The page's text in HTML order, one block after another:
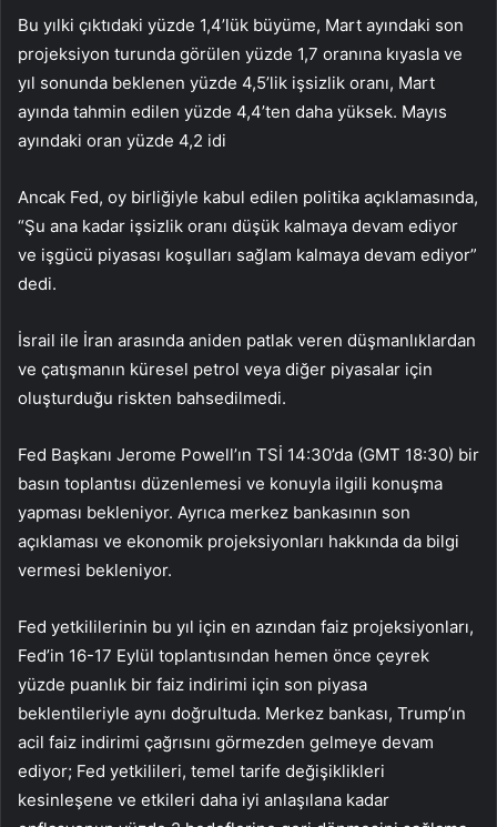
Bu yılki çıktıdaki yüzde 1,4’lük büyüme, Mart ayındaki son
projeksiyon turunda görülen yüzde 1,7 oranına kıyasla ve
yıl sonunda beklenen yüzde 4,5’lik işsizlik oranı, Mart
ayında tahmin edilen yüzde 4,4’ten daha yüksek. Mayıs
ayındaki oran yüzde 4,2 idi
Ancak Fed, oy birliğiyle kabul edilen politika açıklamasında,
“Şu ana kadar işsizlik oranı düşük kalmaya devam ediyor
ve işgücü piyasası koşulları sağlam kalmaya devam ediyor”
dedi.
İsrail ile İran arasında aniden patlak veren düşmanlıklardan
ve çatışmanın küresel petrol veya diğer piyasalar için
oluşturduğu riskten bahsedilmedi.
Fed Başkanı Jerome Powell’ın TSİ 14:30’da (GMT 18:30) bir
basın toplantısı düzenlemesi ve konuyla ilgili konuşma
yapması bekleniyor. Ayrıca merkez bankasının son
açıklaması ve ekonomik projeksiyonları hakkında da bilgi
vermesi bekleniyor.
Fed yetkililerinin bu yıl için en azından faiz projeksiyonları,
Fed’in 16-17 Eylül toplantısından hemen önce çeyrek
yüzde puanlık bir faiz indirimi için son piyasa
beklentileriyle aynı doğrultuda. Merkez bankası, Trump’ın
acil faiz indirimi çağrısını görmezden gelmeye devam
ediyor; Fed yetkilileri, temel tarife değişiklikleri
kesinleşene ve etkileri daha iyi anlaşılana kadar